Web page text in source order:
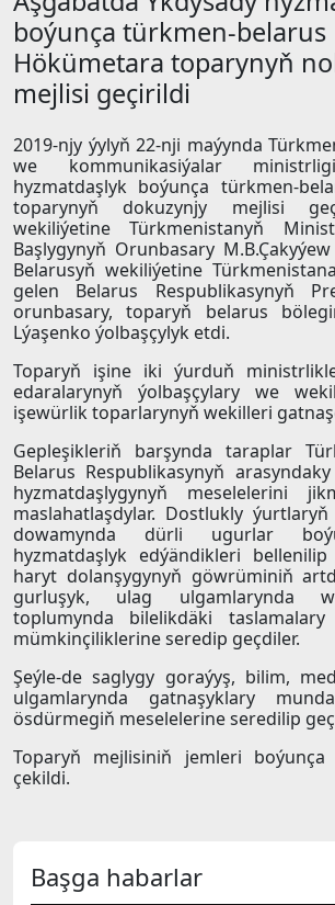
boýunça türkmen-belarus
Hökümetara toparynyň
mejlisi geçirildi
2019-njy ýylyň 22-nji maýynda
we kommunikasiýalar
hyzmatdaşlyk boýunça türkmen-
toparynyň dokuzynjy mejlisi
wekiliýetine Türkmenistanyň
Başlygynyň Orunbasary
Belarusyň wekiliýetine
gelen Belarus Respublikasynyň
orunbasary, toparyň belarus
Lýaşenko ýolbaşçylyk etdi.
Toparyň işine iki ýurduň
edaralarynyň ýolbaşçylary we
işewürlik toparlarynyň wekilleri
Gepleşikleriň barşynda taraplar
Belarus Respublikasynyň
hyzmatdaşlygynyň meselelerini
maslahatlaşdylar. Dostlukly
dowamynda dürli ugurlar
hyzmatdaşlyk edýändikleri
haryt dolanşygynyň göwrüminiň
gurluşyk, ulag ulgamlarynda
toplumynda bilelikdäki taslamalary
mümkinçiliklerine seredip geçdiler.
Şeýle-de saglygy goraýyş, bilim,
ulgamlarynda gatnaşyklary
ösdürmegiň meselelerine seredilip
Toparyň mejlisiniň jemleri boýunça
çekildi.
Başga habarlar